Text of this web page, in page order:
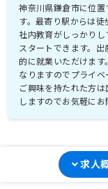
神奈川県鎌倉市に位
す。最寄り駅からは徒
社内教育がしっかり
スタートできます。
的に就業いただけま
なりますのでプライベ
ご興味を持たれた方
しますのでお気軽にお
求人